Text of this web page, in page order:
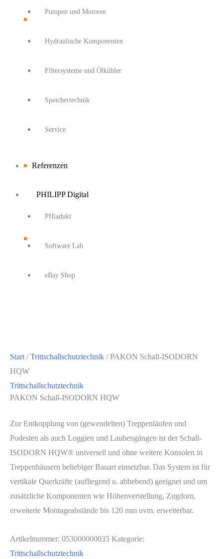
Pumpen und Motoren
Hydraulische Komponenten
Filtersysteme und Ölkühler
Speichertechnik
Service
Referenzen
PHILIPP Digital
PHiadukt
Software Lab
eBay Shop
Start /Trittschallschutztechnik / PAKON Schall-ISODORN
HQW
Trittschallschutztechnik
PAKON Schall-ISODORN HQW
Zur Entkopplung von (gewendelten) Treppenläufen und
Podesten als auch Loggien und Laubengängen ist der Schall-
ISODORN HQW® universell und ohne weitere Konsolen in
Treppenhäusern beliebiger Bauart einsetzbar. Das System ist für
vertikale Querkräfte (aufliegend u. abhebend) geeignet und um
zusätzliche Komponenten wie Höhenverstellung, Zugdorn,
erweiterte Montageabstände bis 120 mm uvm. erweiterbar.
Artikelnummer: 053000000035 Kategorie:
Trittschallschutztechnik